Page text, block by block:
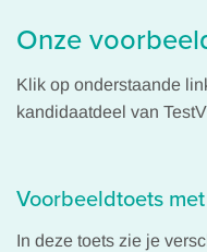
Onze
Klik op onderstaande
kandidaatdeel van
Voorbeeldtoets
In deze toets zie je